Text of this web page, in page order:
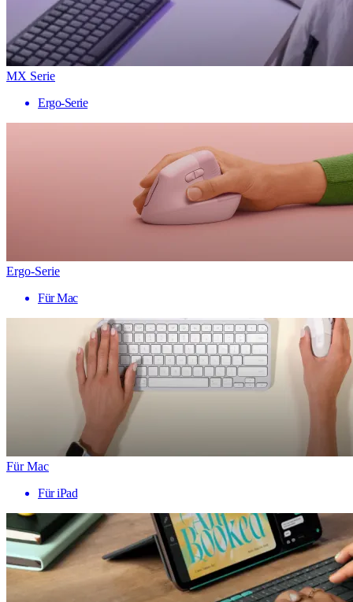
MX Serie
Ergo-Serie
Ergo-Serie
Für Mac
Für Mac
Für iPad